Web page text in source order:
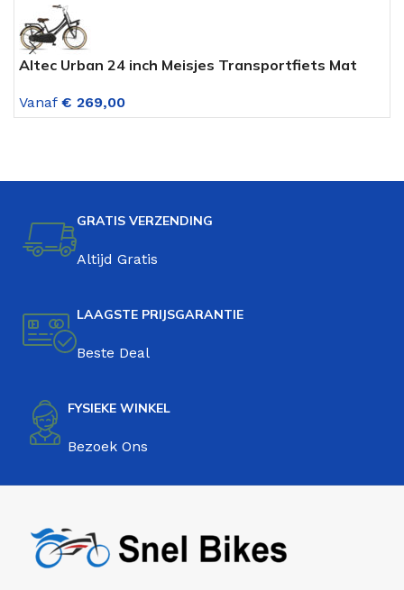
Altec Urban 24 inch Meisjes Transportfiets Mat
Vanaf € 269,00
GRATIS VERZENDING
Altijd Gratis
LAAGSTE PRIJSGARANTIE
Beste Deal
FYSIEKE WINKEL
Bezoek Ons